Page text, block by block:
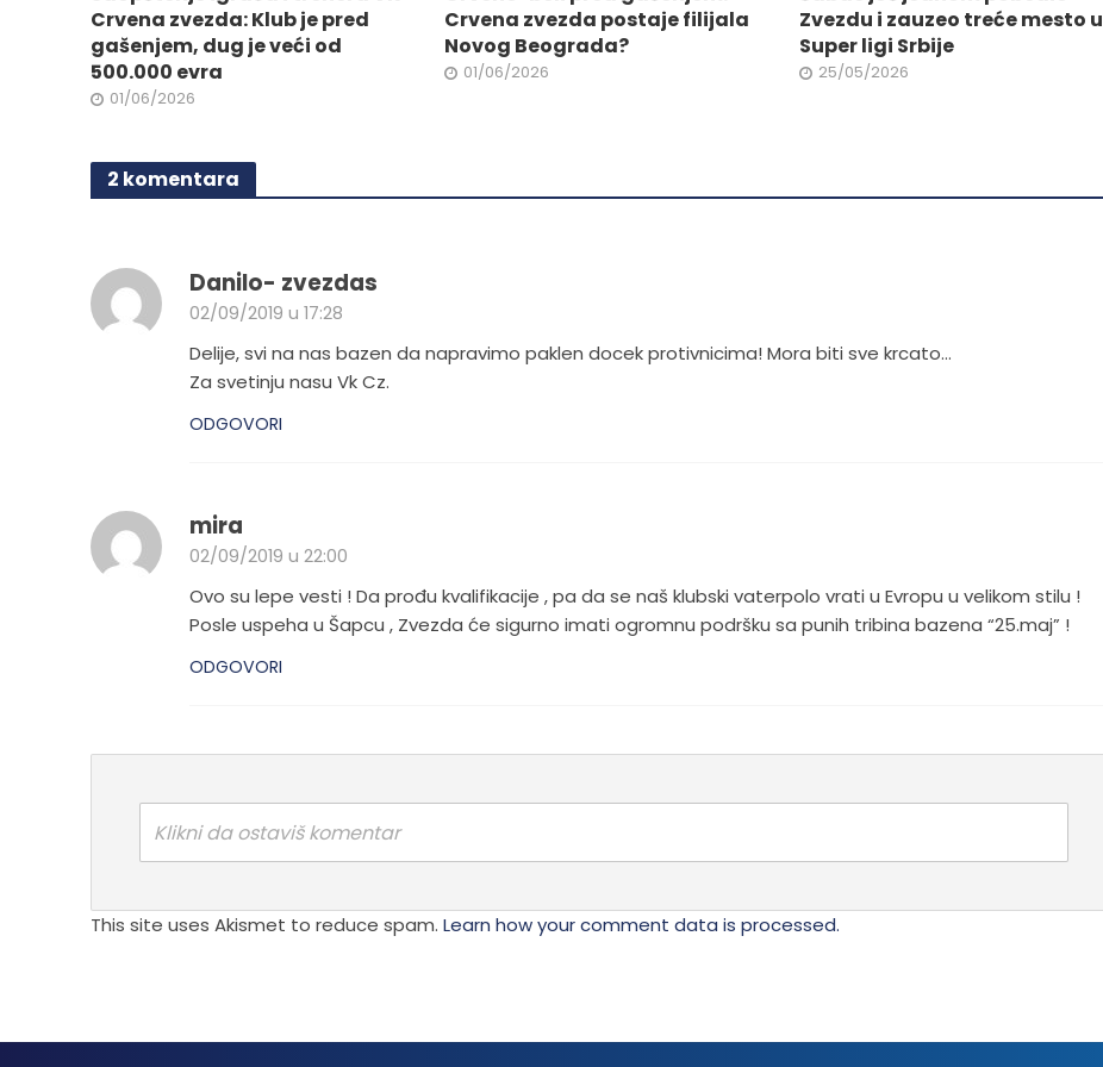
na
stranici
proizvoda.
proizvoda.
proizvoda.
Crvena zvezda: Klub je pred
gašenjem, dug je veći od
500.000 evra
01/06/2026
Crvena zvezda postaje filijala
Novog Beograda?
01/06/2026
Zvezdu i zauzeo treće mesto u
Super ligi Srbije
25/05/2026
2 komentara
Danilo- zvezdas
02/09/2019 u 17:28
Delije, svi na nas bazen da napravimo paklen docek protivnicima! Mora biti sve krcato…
Za svetinju nasu Vk Cz.
ODGOVORI
mira
02/09/2019 u 22:00
Ovo su lepe vesti ! Da prođu kvalifikacije , pa da se naš klubski vaterpolo vrati u Evropu u velikom stilu !
Posle uspeha u Šapcu , Zvezda će sigurno imati ogromnu podršku sa punih tribina bazena “25.maj” !
ODGOVORI
Klikni da ostaviš komentar
This site uses Akismet to reduce spam. Learn how your comment data is processed.